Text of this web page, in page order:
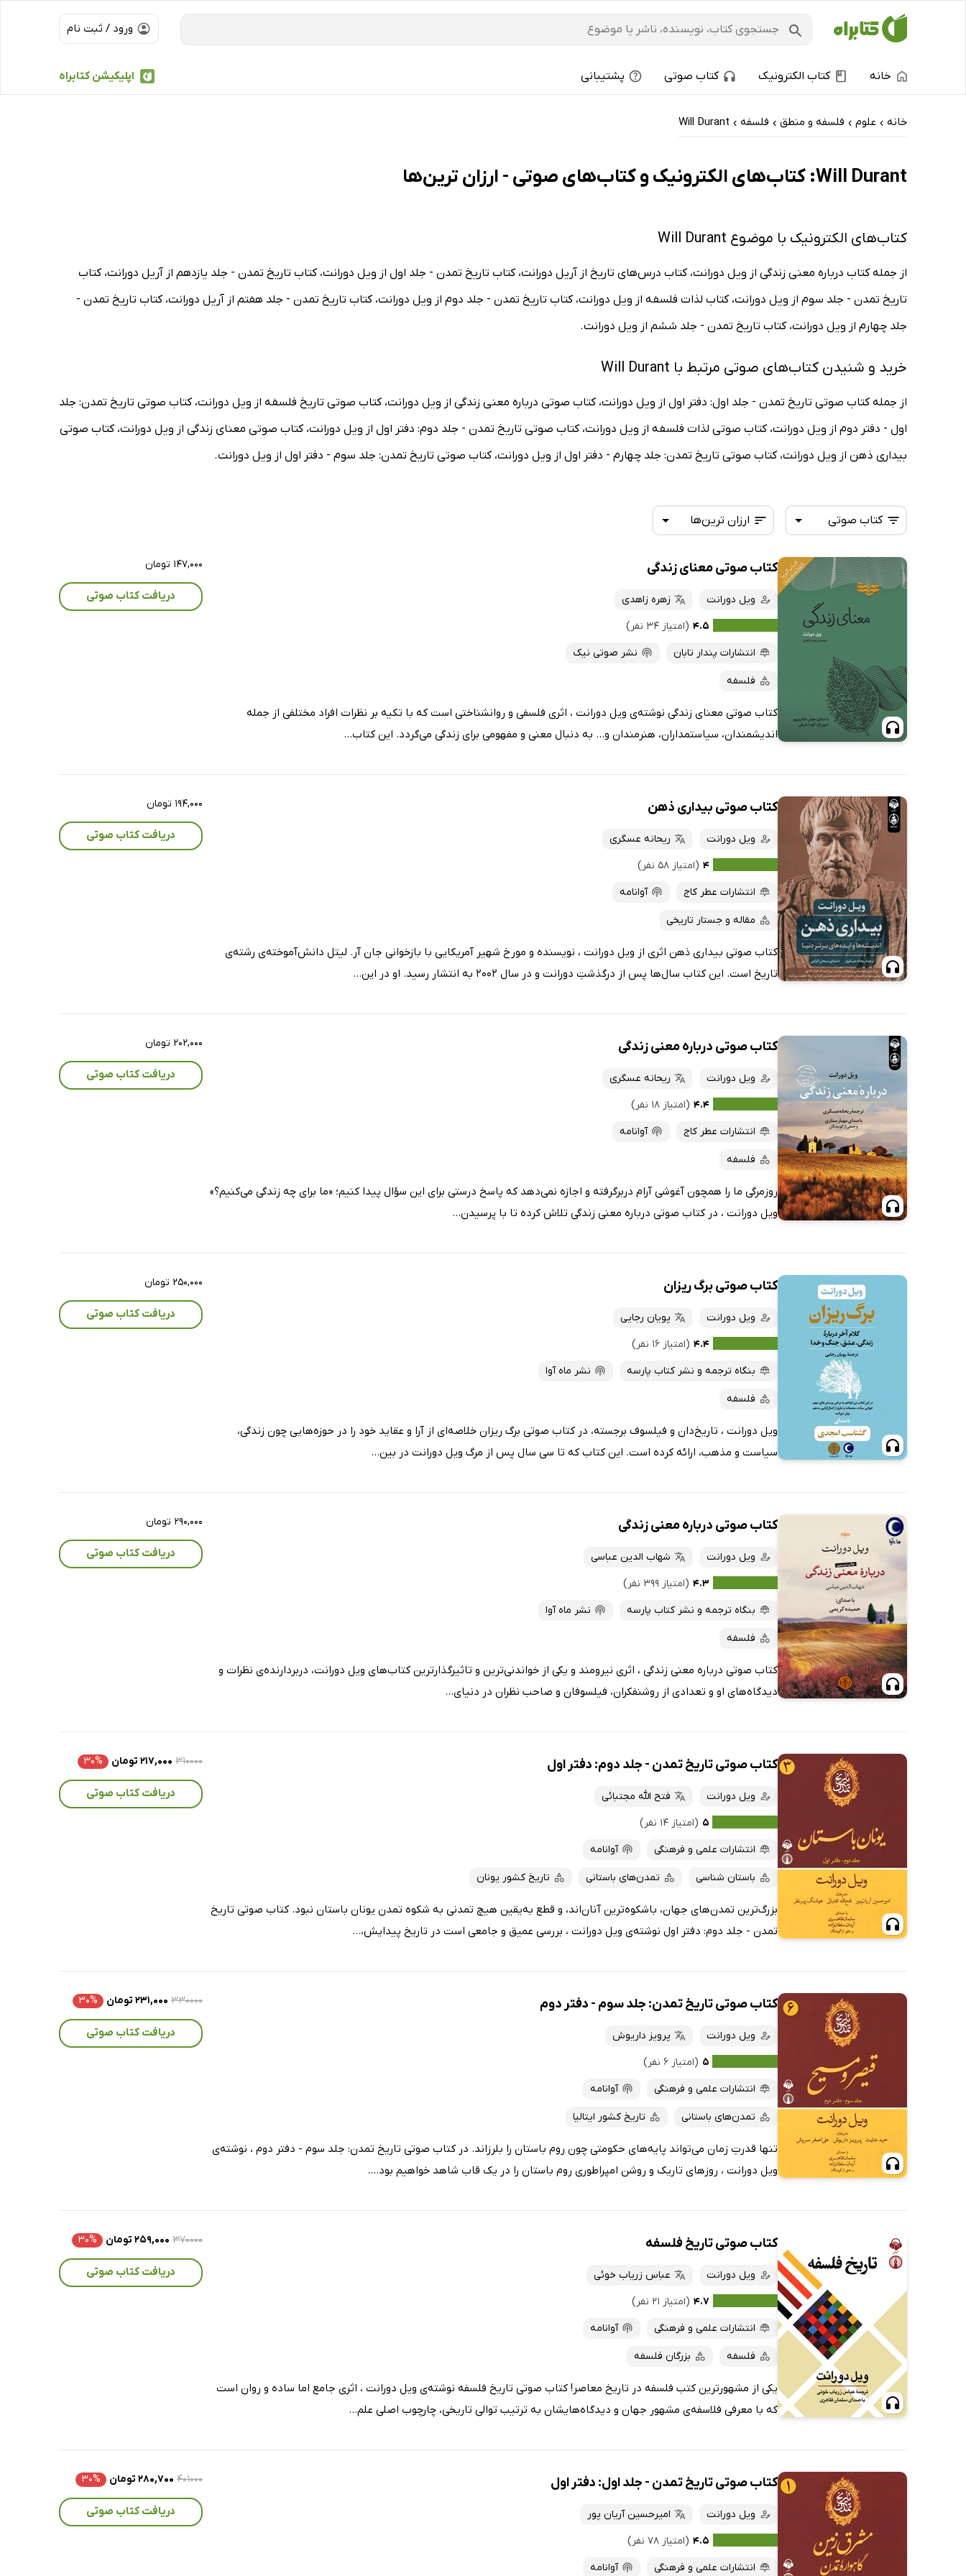
ورود / ثبت نام
اپلیکیشن کتابراه خانه کتاب الکترونیک کتاب صوتی پشتیبانی
خانه › علوم › فلسفه و منطق › فلسفه ›
Will Durant
Will Durant: کتاب‌های الکترونیک و کتاب‌های صوتی - ارزان ترین‌ها
کتاب‌های الکترونیک با موضوع Will Durant
از جمله کتاب درباره معنی زندگی از ویل دورانت، کتاب درس‌های تاریخ از آریل دورانت، کتاب تاریخ تمدن - جلد اول از ویل دورانت، کتاب تاریخ تمدن - جلد یازدهم از آریل دورانت، کتاب
تاریخ تمدن - جلد سوم از ویل دورانت، کتاب لذات فلسفه از ویل دورانت، کتاب تاریخ تمدن - جلد دوم از ویل دورانت، کتاب تاریخ تمدن - جلد هفتم از آریل دورانت، کتاب تاریخ تمدن -
جلد چهارم از ویل دورانت، کتاب تاریخ تمدن - جلد ششم از ویل دورانت.
خرید و شنیدن کتاب‌های صوتی مرتبط با Will Durant
از جمله کتاب صوتی تاریخ تمدن - جلد اول: دفتر اول از ویل دورانت، کتاب صوتی درباره معنی زندگی از ویل دورانت، کتاب صوتی تاریخ فلسفه از ویل دورانت، کتاب صوتی تاریخ تمدن: جلد
اول - دفتر دوم از ویل دورانت، کتاب صوتی لذات فلسفه از ویل دورانت، کتاب صوتی تاریخ تمدن - جلد دوم: دفتر اول از ویل دورانت، کتاب صوتی معنای زندگی از ویل دورانت، کتاب صوتی
بیداری ذهن از ویل دورانت، کتاب صوتی تاریخ تمدن: جلد چهارم - دفتر اول از ویل دورانت، کتاب صوتی تاریخ تمدن: جلد سوم - دفتر اول از ویل دورانت.
ارزان ترین‌ها
تازه‌ها
داغ‌ترین‌ها
پربحث‌ها
ارزان ترین‌ها
کتاب صوتی
همه کتاب‌ها
کتاب‌های صوتی
کتاب‌های متنی
کتاب صوتی معنای زندگی
ویل دورانت
زهره زاهدی
۴.۵ (امتیاز ۳۴ نفر)
انتشارات پندار تابان
نشر صوتی نیک
فلسفه
کتاب صوتی معنای زندگی نوشته‌ی ویل دورانت ، اثری فلسفی و روانشناختی است که با تکیه بر نظرات افراد مختلفی از جمله
اندیشمندان، سیاستمداران، هنرمندان و... به دنبال معنی و مفهومی برای زندگی می‌گردد. این کتاب...
۱۴۷,۰۰۰ تومان
دریافت کتاب صوتی
کتاب صوتی بیداری ذهن
ویل دورانت
ریحانه عسگری
۴ (امتیاز ۵۸ نفر)
انتشارات عطر کاج
آوانامه
مقاله و جستار تاریخی
کتاب صوتی بیداری ذهن اثری از ویل دورانت ، نویسنده و مورخ شهیر آمریکایی با بازخوانی جان آر. لیتل دانش‌آموخته‌ی رشته‌ی
تاریخ است. این کتاب سال‌ها پس از درگذشتِ دورانت و در سال 2002 به انتشار رسید. او در این...
۱۹۴,۰۰۰ تومان
دریافت کتاب صوتی
کتاب صوتی درباره معنی زندگی
ویل دورانت
ریحانه عسگری
۴.۴ (امتیاز ۱۸ نفر)
انتشارات عطر کاج
آوانامه
فلسفه
روزمرگی ما را همچون آغوشی آرام دربرگرفته و اجازه نمی‌دهد که پاسخ درستی برای این سؤال پیدا کنیم؛ «ما برای چه زندگی می‌کنیم؟»
ویل دورانت ، در کتاب صوتی درباره معنی زندگی تلاش کرده تا با پرسیدن...
۲۰۲,۰۰۰ تومان
دریافت کتاب صوتی
کتاب صوتی برگ ریزان
ویل دورانت
پویان رجایی
۴.۴ (امتیاز ۱۶ نفر)
بنگاه ترجمه و نشر کتاب پارسه
نشر ماه آوا
فلسفه
ویل دورانت ، تاریخ‌دان و فیلسوف برجسته، در کتاب صوتی برگ ریزان خلاصه‌ای از آرا و عقاید خود را در حوزه‌هایی چون زندگی،
سیاست و مذهب، ارائه کرده است. این کتاب که تا سی سال پس از مرگ ویل دورانت در بین...
۲۵۰,۰۰۰ تومان
دریافت کتاب صوتی
کتاب صوتی درباره معنی زندگی
ویل دورانت
شهاب الدین عباسی
۴.۳ (امتیاز ۳۹۹ نفر)
بنگاه ترجمه و نشر کتاب پارسه
نشر ماه آوا
فلسفه
کتاب صوتی درباره معنی زندگی ، اثری نیرومند و یکی از خواندنی‌ترین و تاثیرگذارترین کتاب‌های ویل دورانت، دربردارنده‌ی نظرات و
دیدگاه‌های او و تعدادی از روشنفکران، فیلسوفان و صاحب نظران در دنیای...
۲۹۰,۰۰۰ تومان
دریافت کتاب صوتی
کتاب صوتی تاریخ تمدن - جلد دوم: دفتر اول
ویل دورانت
فتح الله مجتبائی
۵ (امتیاز ۱۴ نفر)
انتشارات علمی و فرهنگی
آوانامه
باستان شناسی تمدن‌های باستانی تاریخ کشور یونان
بزرگ‌ترین تمدن‌های جهان، باشکوه‌ترین آنان‌اند، و قطع به‌یقین هیچ تمدنی به شکوه تمدن یونان باستان نبود. کتاب صوتی تاریخ
تمدن - جلد دوم: دفتر اول نوشته‌ی ویل دورانت ، بررسی عمیق و جامعی است در تاریخ پیدایش،...
۳۱۰۰۰۰ ۲۱۷,۰۰۰ تومان ۳۰%
دریافت کتاب صوتی
کتاب صوتی تاریخ تمدن: جلد سوم - دفتر دوم
ویل دورانت
پرویز داریوش
۵ (امتیاز ۶ نفر)
انتشارات علمی و فرهنگی
آوانامه
تمدن‌های باستانی تاریخ کشور ایتالیا
تنها قدرتِ زمان می‌تواند پایه‌های حکومتی چون روم باستان را بلرزاند. در کتاب صوتی تاریخ تمدن: جلد سوم - دفتر دوم ، نوشته‌ی
ویل دورانت ، روزهای تاریک و روشن امپراطوری روم باستان را در یک قاب شاهد خواهیم بود....
۳۳۰۰۰۰ ۲۳۱,۰۰۰ تومان ۳۰%
دریافت کتاب صوتی
کتاب صوتی تاریخ فلسفه
ویل دورانت
عباس زریاب خوئی
۴.۷ (امتیاز ۲۱ نفر)
انتشارات علمی و فرهنگی
آوانامه
فلسفه بزرگان فلسفه
یکی از مشهورترین کتب فلسفه در تاریخ معاصر! کتاب صوتی تاریخ فلسفه نوشته‌ی ویل دورانت ، اثری جامع اما ساده و روان است
که با معرفی فلاسفه‌ی مشهور جهان و دیدگاه‌هایشان به ترتیب توالی تاریخی، چارچوب اصلی علم...
۳۷۰۰۰۰ ۲۵۹,۰۰۰ تومان ۳۰%
دریافت کتاب صوتی
کتاب صوتی تاریخ تمدن - جلد اول: دفتر اول
ویل دورانت
امیرحسین آریان پور
۴.۵ (امتیاز ۷۸ نفر)
انتشارات علمی و فرهنگی
آوانامه
۴۰۱۰۰۰ ۲۸۰,۷۰۰ تومان ۳۰%
دریافت کتاب صوتی